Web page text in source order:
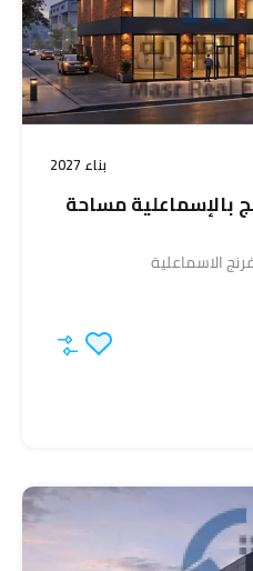
بناء 2027
بالإسماعلية مساحة
الاسماعلية